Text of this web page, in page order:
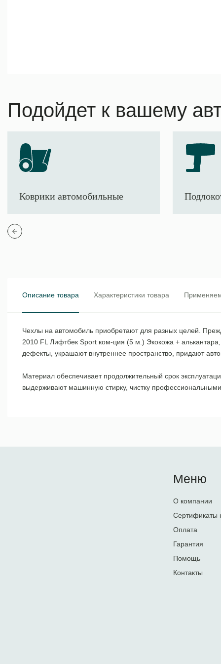
Подойдет к вашему
Коврики автомобильные
Описание товара Характеристики товара
Чехлы на автомобиль приобретают для разных целей.
2010 FL Лифтбек Sport ком-ция (5 м.) Экокожа +
дефекты, украшают внутреннее пространство, придают
Материал обеспечивает продолжительный срок
выдерживают машинную стирку, чистку
Меню
О компании
Сертификаты
Оплата
Гарантия
Помощь
Контакты